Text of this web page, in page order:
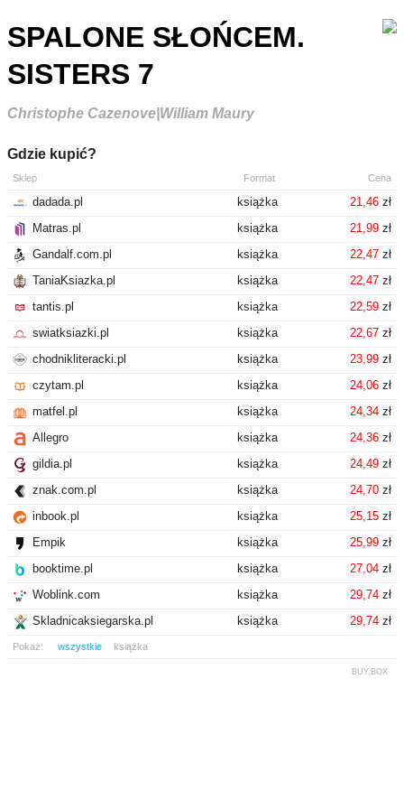
SPALONE SŁOŃCEM.
SISTERS 7
Christophe Cazenove|William Maury
Gdzie kupić?
Sklep Format Cena
dadada.pl książka 21,46 zł
Matras.pl
książka 21,99 zł
Gandalf.com.pl
książka 22,47 zł
TaniaKsiazka.pl
książka 22,47 zł
tantis.pl
książka 22,59 zł
swiatksiazki.pl
książka 22,67 zł
chodnikliteracki.pl
książka 23,99 zł
czytam.pl
książka 24,06 zł
matfel.pl
książka 24,34 zł
Allegro
książka 24,36 zł
gildia.pl
książka 24,49 zł
znak.com.pl
książka 24,70 zł
inbook.pl
książka 25,15 zł
Empik
książka 25,99 zł
booktime.pl
książka 27,04 zł
Woblink.com
książka 29,74 zł
Skladnicaksiegarska.pl
książka 29,74 zł
Pokaż: wszystkie książka
BUY.BOX